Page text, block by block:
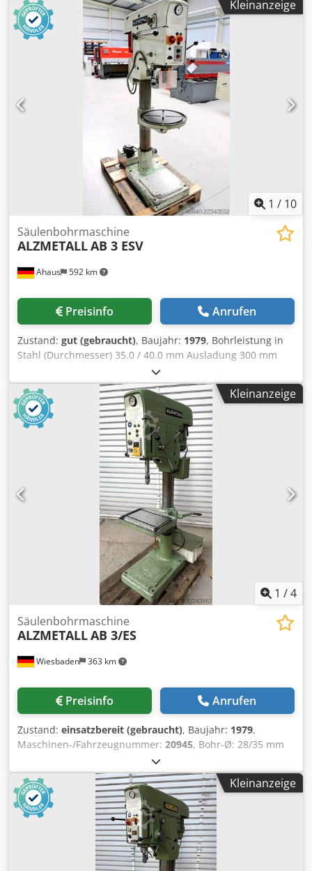
0.2 / 0.3 mm/U Spindelaufnahme MK 4 MK Motorleistung
0.9 / 1.5 kW Gewicht 450 kg Abmessung L-B-H 800 x 650 x
1850 mm Ausstattung: - robuste Säulenbohrmaschine -
stufenlose Geschwindigkeitsverstellung (Keilriemen) -
automatischer Spindelvorschub * mit elektromagnetischer
Einrückung - polumschaltbarer Motor Dksdpfx Anszl E Uhj
Eer - R/L Lauf der Bohrspindel - Bohrtiefenfestanschlag -
Maschinentisch mit 2x T-Nuten * höhenverstellbar über
Handkurbel - NOT Aus Taster vorne - Bedienungsanleitung
Kleinanzeige
1 / 10
Ahaus 592 km
Säulenbohrmaschine
ALZMETALLAB 3 ESV
Preisinfo Anrufen
Zustand: gut (gebraucht), Baujahr: 1979, Bohrleistung in
Stahl (Durchmesser) 35.0 / 40.0 mm Ausladung 300 mm
Bohrhub 180 mm Drehzahl 110 - 1450 U/min Tischgröße Ø
455 mm Säulendurchmesser 155 mm Vorschub 0.1 / 0.2 /
0.3 m/min Spindelaufnahme MK 4 MK Motorleistung 1.5
kW Dkedpfszl E Tksx An Esr Gewicht 450 kg Abmessung L-
B-H 800 x 650 x 1850 mm Ausstattung: - robuste
Säulenbohrmaschine (Keilriemen) - automatischer
Spindelvorschub - stufenlose Geschwindigkeitsverstellung
- Brtiefenfestanschlag - runder MaMaschinentisch mit T-
Nuten * höhenverstellbar über Handkurbel * drehbar -
NOT Aus Taster vorne - Kühlmitteleinrichtung mit sep.
Behälter - Bedienungsanleitung
Kleinanzeige
1 /4
Wiesbaden 363 km
Säulenbohrmaschine
ALZMETALLAB 3/ES
Preisinfo Anrufen
Zustand: einsatzbereit (gebraucht), Baujahr: 1979,
Maschinen-/Fahrzeugnummer: 20945, Bohr-Ø: 28/35 mm
Spindelaufnahme: MK 3 Ausladung: 293 mm Tischgröße:
400 x 400 mm Tisch an runder Säule schwenk- und über
Handkurbel u. Zahnstange höhenverstellbar gr. Abstand
zw. Tisch u. Bohrpinole: 630 mm Dkedezh H I Uopfx An Ejr
Pinolenhub: 180 mm Spindeldrehzahlen in 4 Gruppen
stufenl. regelbar: 65 - 1750 Upm Antriebsmotor: 380 V,
0,9/1,5 kW Gewicht: 340 kg Platzbedarf: 600 x 920 x 1880
Kleinanzeige